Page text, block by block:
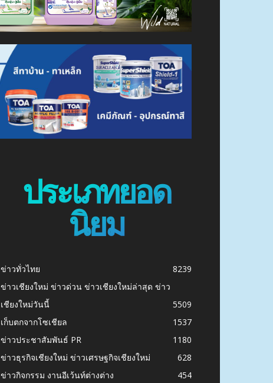
ประเภทยอด
นิยม
ข่าวทั่วไทย
8239
ข่าวเชียงใหม่ ข่าวด่วน ข่าวเชียงใหม่ล่าสุด ข่าว
เชียงใหม่วันนี้
5509
เก็บตกจากโซเชียล
1537
ข่าวประชาสัมพันธ์ PR
1180
ข่าวธุรกิจเชียงใหม่ ข่าวเศรษฐกิจเชียงใหม่
628
ข่าวกิจกรรม งานอีเว้นท์ต่างต่าง
454